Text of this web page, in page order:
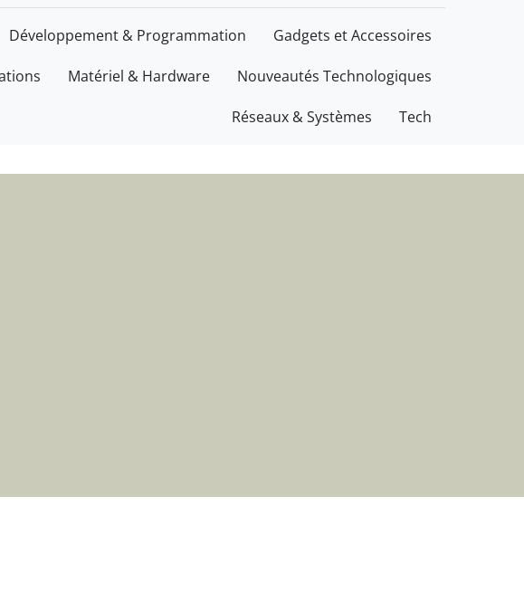
Développement & Programmation Gadgets et Accessoires
Matériel & Hardware Nouveautés Technologiques
Réseaux & Systèmes Tech